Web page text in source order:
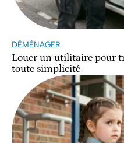
DÉMÉNAGER
Louer un utilitaire pour
toute simplicité